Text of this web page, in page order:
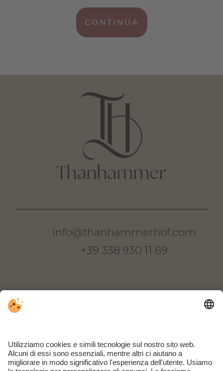
CONTINUA
info@thanhammerhof.com
+39 338 930 11 69
Via Novale di Sopra 22
I-39018 Terlano
Alto Adige | Italia